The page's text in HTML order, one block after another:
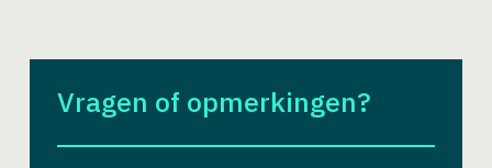
Vragen of opmerkingen?